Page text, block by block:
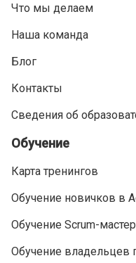
Что мы делаем
Наша команда
Блог
Контакты
Сведения об
Обучение
Карта тренингов
Обучение новичков в
Обучение Scrum-
Обучение владельцев